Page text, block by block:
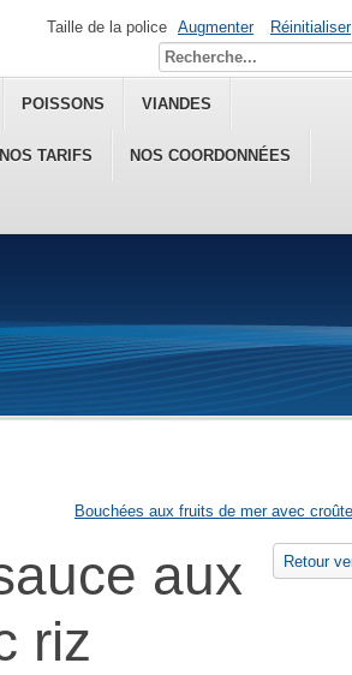
POISSONS VIANDES
NOS TARIFS NOS COORDONNÉES
Taille de la police Augmenter Réinitialiser
Bouchées aux fruits de mer avec
Retour
aux
riz